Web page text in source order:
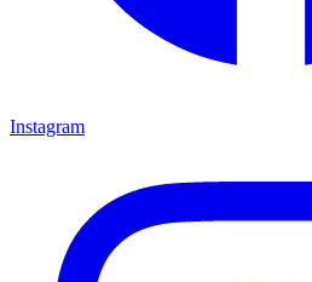
Instagram